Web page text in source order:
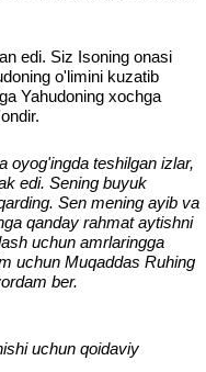
edi. Siz Isoning onasi
o'limini kuzatib
Yahudoning xochga
oyog'ingda teshilgan izlar,
edi. Sening buyuk
Sen mening ayib va
qanday rahmat aytishni
uchun amrlaringga
uchun Muqaddas Ruhing
ber.
uchun qoidaviy